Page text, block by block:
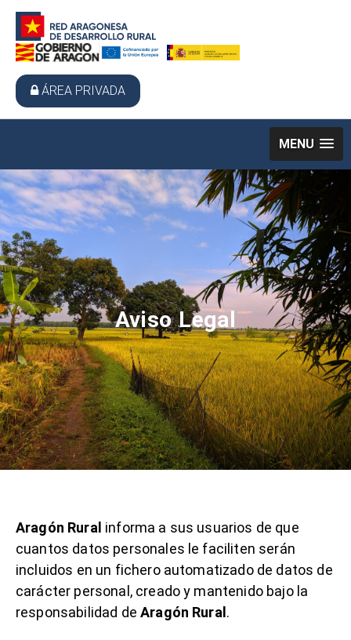
ÁREA PRIVADA
MENU
Aviso Legal
Aragón Rural informa a sus usuarios de que
cuantos datos personales le faciliten serán
incluidos en un fichero automatizado de datos de
carácter personal, creado y mantenido bajo la
responsabilidad deAragón Rural .